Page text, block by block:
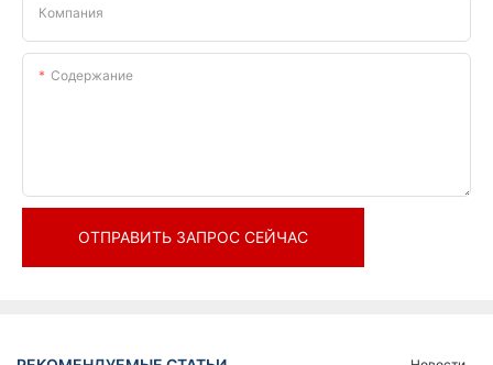
Компания
Содержание
ОТПРАВИТЬ ЗАПРОС СЕЙЧАС